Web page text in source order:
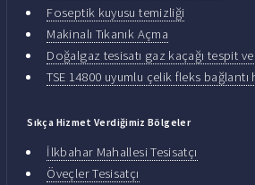
Foseptik kuyusu temizliği
Makinalı Tıkanık Açma
Doğalgaz tesisatı gaz kaçağı tespit
TSE 14800 uyumlu çelik fleks
Sıkça Hizmet Verdiğimiz Bölgeler
İlkbahar Mahallesi Tesisatçı
Öveçler Tesisatçı